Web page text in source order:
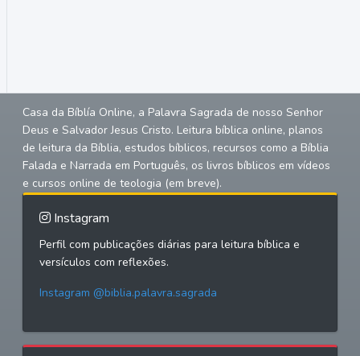
Casa da Bíblía Online, a Palavra Sagrada de nosso Senhor
Deus e Salvador Jesus Cristo. Leitura bíblica online, planos
de leitura da Bíblia, estudos bíblicos, recursos como a Bíblia
Falada e Narrada em Português, os livros bíblicos em vídeos
e cursos online de teologia (em breve).
Instagram
Perfil com publicações diárias para leitura bíblica e
versículos com reflexões.
Instagram @biblia.palavra.sagrada